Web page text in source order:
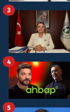
3
4
5